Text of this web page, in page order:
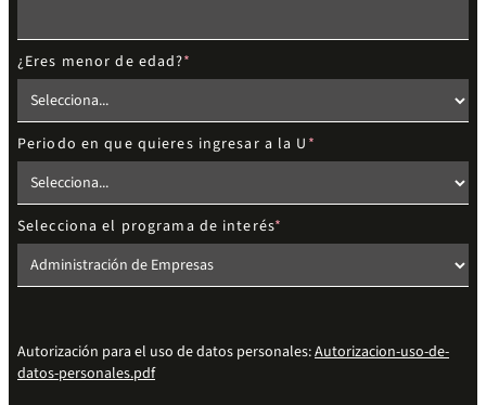
¿Eres menor de edad?
Periodo en que quieres ingresar a la U
Selecciona el programa de interés
Autorización para el uso de datos personales:Autorizacion-uso-de-
datos-personales.pdf